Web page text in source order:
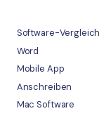
Software-Vergleich
Word
Mobile App
Anschreiben
Mac Software